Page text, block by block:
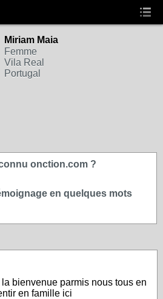
Miriam Maia
Femme
Vila Real
Portugal
onction.com ?
en quelques mots
bienvenue parmis nous tous en
en famille ici